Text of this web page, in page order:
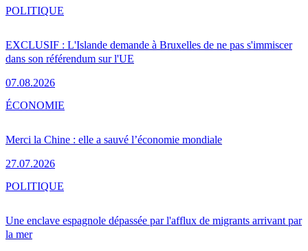
EXCLUSIF : L'Islande demande à Bruxelles de ne pas s'immiscer
dans son référendum sur l'UE
07.08.2026
POLITIQUE
Merci la Chine : elle a sauvé l’économie mondiale
27.07.2026
ÉCONOMIE
Une enclave espagnole dépassée par l'afflux de migrants arrivant par
la mer
POLITIQUE